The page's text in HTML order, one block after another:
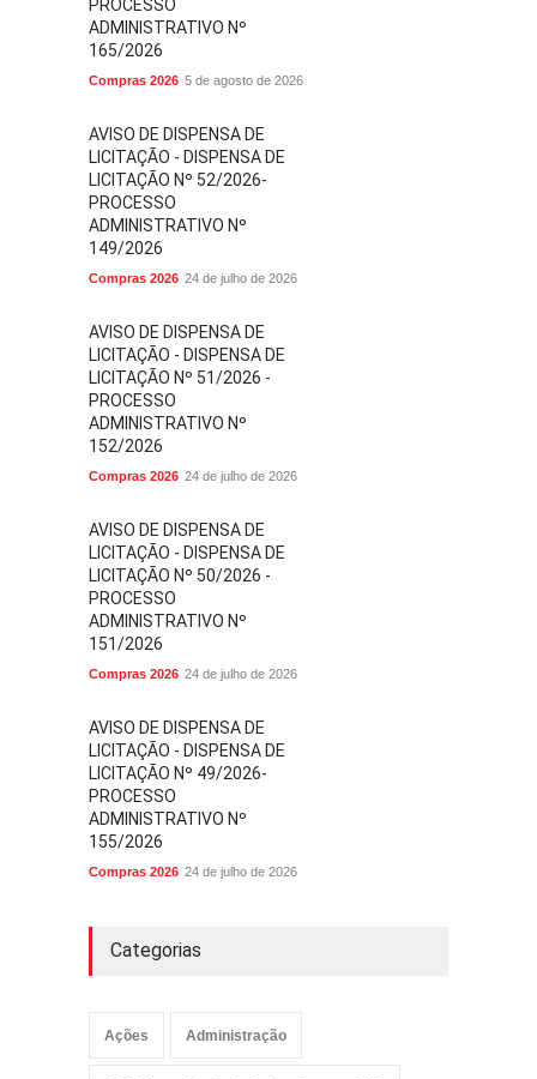
PROCESSO
ADMINISTRATIVO Nº
165/2026
Compras 2026 5 de agosto de 2026
AVISO DE DISPENSA DE
LICITAÇÃO - DISPENSA DE
LICITAÇÃO Nº 52/2026-
PROCESSO
ADMINISTRATIVO Nº
149/2026
Compras 2026 24 de julho de 2026
AVISO DE DISPENSA DE
LICITAÇÃO - DISPENSA DE
LICITAÇÃO Nº 51/2026 -
PROCESSO
ADMINISTRATIVO Nº
152/2026
Compras 2026 24 de julho de 2026
AVISO DE DISPENSA DE
LICITAÇÃO - DISPENSA DE
LICITAÇÃO Nº 50/2026 -
PROCESSO
ADMINISTRATIVO Nº
151/2026
Compras 2026 24 de julho de 2026
AVISO DE DISPENSA DE
LICITAÇÃO - DISPENSA DE
LICITAÇÃO Nº 49/2026-
PROCESSO
ADMINISTRATIVO Nº
155/2026
Compras 2026 24 de julho de 2026
Categorias
Ações Administração